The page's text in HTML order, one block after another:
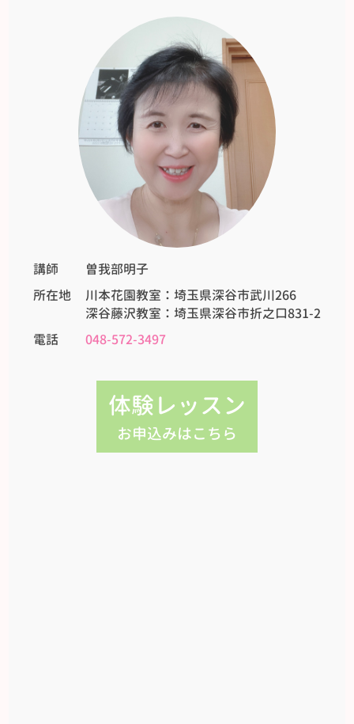
講師
曽我部明子
所在地
川本花園教室：埼玉県深谷市武川266
深谷藤沢教室：埼玉県深谷市折之口831-2
電話
048-572-3497
体験レッスン
お申込みはこちら